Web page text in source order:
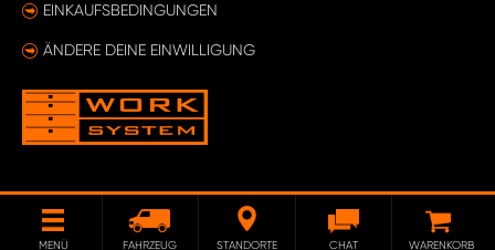
EINKAUFSBEDINGUNGEN
ÄNDERE DEINE EINWILLIGUNG
MENÜ FAHRZEUG STANDORTE CHAT WARENKORB